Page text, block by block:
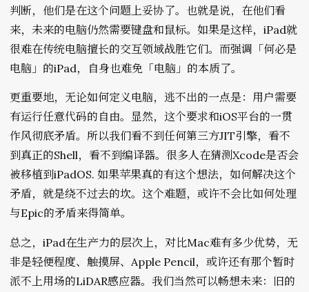
判断，他们是在这个问题上妥协了。也就是说，在他们看
来，未来的电脑仍然需要键盘和鼠标。如果是这样，iPad就
很难在传统电脑擅长的交互领域战胜它们。而强调「何必是
电脑」的iPad，自身也难免「电脑」的本质了。
更重要地，无论如何定义电脑，逃不出的一点是：用户需要
有运行任意代码的自由。显然，这个要求和iOS平台的一贯
作风彻底矛盾。所以我们看不到任何第三方JIT引擎，看不
到真正的Shell，看不到编译器。很多人在猜测Xcode是否会
被移植到iPadOS. 如果苹果真的有这个想法，如何解决这个
矛盾，就是绕不过去的坎。这个难题，或许不会比如何处理
与Epic的矛盾来得简单。
总之，iPad在生产力的层次上，对比Mac难有多少优势，无
非是轻便程度、触摸屏、Apple Pencil，或许还有那个暂时
派不上用场的LiDAR感应器。我们当然可以畅想未来：旧的